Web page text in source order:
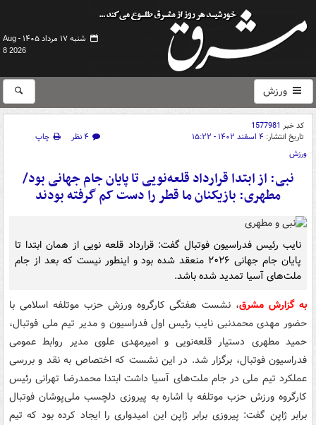
شنبه ۱۷ مرداد ۱۴۰۵ -
Aug
8 2026
ورزش
کد خبر 1577981
تاریخ انتشار: ۴ اسفند ۱۴۰۲ - ۱۵:۲۲ ۴ نظر
چاپ
ورزش
نبی: از ابتدا قرارداد قلعه‌نویی تا پایان جام جهانی بود/
مطهری: بازیکنان ما قطر را دست کم گرفته بودند
نایب رئیس فدراسیون فوتبال گفت: قرارداد قلعه نویی از همان ابتدا تا
پایان جام جهانی ۲۰۲۶ منعقد شده بود و اینطور نیست که بعد از جام
ملت‌های آسیا تمدید شده باشد.
به گزارش مشرق، نشست هفتگی کارگروه ورزش حزب موتلفه اسلامی با
حضور مهدی محمدنبی نایب رئیس اول فدراسیون و مدیر تیم ملی فوتبال،
حمید مطهری دستیار قلعه‌نویی و امیرمهدی علوی مدیر روابط عمومی
فدراسیون فوتبال، برگزار شد. در این نشست که اختصاص به نقد و بررسی
عملکرد تیم ملی در جام ملت‌های آسیا داشت ابتدا محمدرضا تهرانی رئیس
کارگروه ورزش حزب موتلفه با اشاره به پیروزی دلچسب ملی‌پوشان فوتبال
برابر ژاپن گفت: پیروزی برابر ژاپن این امیدواری را ایجاد کرده بود که تیم